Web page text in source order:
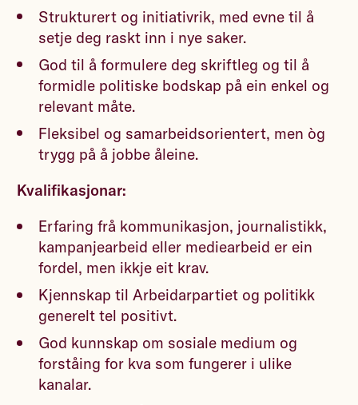
Strukturert og initiativrik, med evne til å
setje deg raskt inn i nye saker.
God til å formulere deg skriftleg og til å
formidle politiske bodskap på ein enkel og
relevant måte.
Fleksibel og samarbeidsorientert, men òg
trygg på å jobbe åleine.
Kvalifikasjonar:
Erfaring frå kommunikasjon, journalistikk,
kampanjearbeid eller mediearbeid er ein
fordel, men ikkje eit krav.
Kjennskap til Arbeidarpartiet og politikk
generelt tel positivt.
God kunnskap om sosiale medium og
forståing for kva som fungerer i ulike
kanalar.